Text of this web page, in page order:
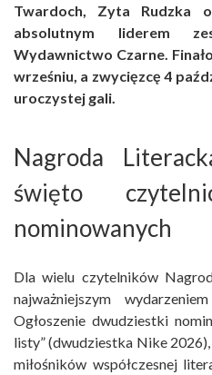
Twardoch, Zyta Rudzka
absolutnym liderem
Wydawnictwo Czarne.
wrześniu, a zwycięzcę 4
uroczystej gali.
Nagroda
święto
nominowanych
Dla wielu czytelników
najważniejszym
Ogłoszenie dwudziestki
listy” (dwudziestka Nike
miłośników współczesnej